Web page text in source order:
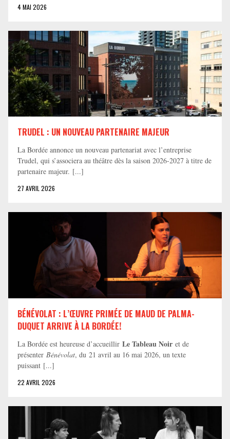
4 MAI 2026
TRUDEL : UN NOUVEAU PARTENAIRE MAJEUR
La Bordée annonce un nouveau partenariat avec l’entreprise
Trudel, qui s’associera au théâtre dès la saison 2026-2027 à titre de
partenaire majeur. [...]
27 AVRIL 2026
BÉNÉVOLAT : L’ŒUVRE PRIMÉE DE MAUD DE PALMA-
DUQUET ARRIVE À LA BORDÉE!
La Bordée est heureuse d’accueillir Le Tableau Noir et de
présenter Bénévolat, du 21 avril au 16 mai 2026, un texte
puissant [...]
22 AVRIL 2026